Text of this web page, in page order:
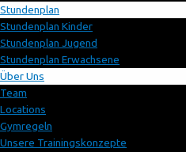
Stundenplan
Stundenplan Kinder
Stundenplan Jugend
Stundenplan Erwachsene
Über Uns
Team
Locations
Gymregeln
Unsere Trainingskonzepte